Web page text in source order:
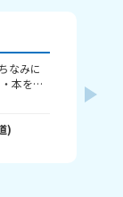
なみに
本を読
！ じ
)